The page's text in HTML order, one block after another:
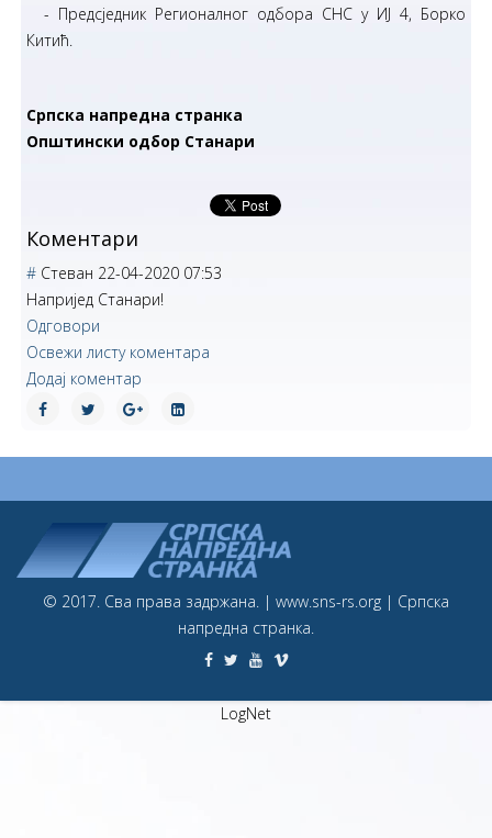
- Предсједник Регионалног одбора СНС у ИЈ 4, Борко
Китић.
Српска напредна странка
Општински одбор Станари
Коментари
# Стеван 22-04-2020 07:53
Напријед Станари!
Одговори
Освежи листу коментара
Додај коментар
© 2017. Сва права задржана. | www.sns-rs.org | Српска
напредна странка.
LogNet